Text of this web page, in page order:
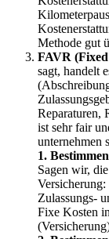
Methode gut
FAVR
sagt, handelt
Reparaturen,
ist sehr fair
unternehmen
1.
Sagen wir,
Zulassungs-
Fixe Kosten